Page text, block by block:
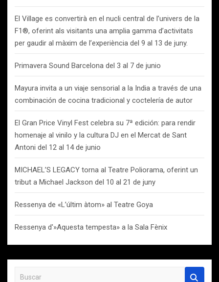
El Village es convertirà en el nucli central de l’univers de la
F1®, oferint als visitants una amplia gamma d’activitats
per gaudir al màxim de l’experiència del 9 al 13 de juny.
Primavera Sound Barcelona del 3 al 7 de junio
Mayura invita a un viaje sensorial a la India a través de una
combinación de cocina tradicional y coctelería de autor
El Gran Price Vinyl Fest celebra su 7ª edición: para rendir
homenaje al vinilo y la cultura DJ en el Mercat de Sant
Antoni del 12 al 14 de junio
MICHAEL’S LEGACY torna al Teatre Poliorama, oferint un
tribut a Michael Jackson del 10 al 21 de juny
Ressenya de «L’últim àtom» al Teatre Goya
Ressenya d'»Aquesta tempesta» a la Sala Fènix